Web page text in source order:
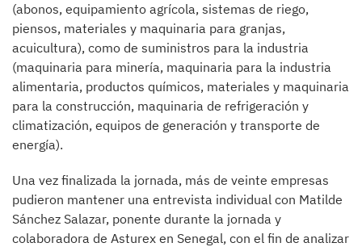
(abonos, equipamiento agrícola, sistemas de riego,
piensos, materiales y maquinaria para granjas,
acuicultura), como de suministros para la industria
(maquinaria para minería, maquinaria para la industria
alimentaria, productos químicos, materiales y maquinaria
para la construcción, maquinaria de refrigeración y
climatización, equipos de generación y transporte de
energía).
Una vez finalizada la jornada, más de veinte empresas
pudieron mantener una entrevista individual con Matilde
Sánchez Salazar, ponente durante la jornada y
colaboradora de Asturex en Senegal, con el fin de analizar